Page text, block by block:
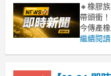
🔸橡膠
帶頭衝！
今傳產
勢上漲
買盤回
繼續閱